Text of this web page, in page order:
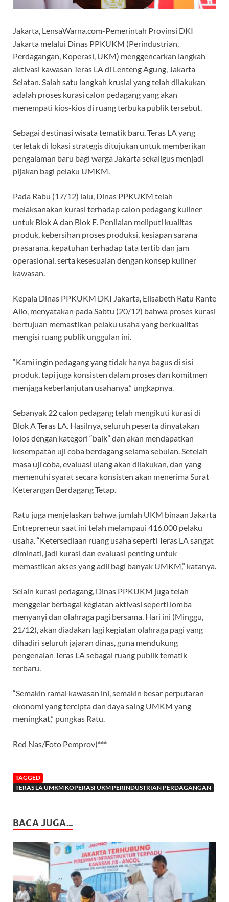
Jakarta, LensaWarna.com-Pemerintah Provinsi DKI
Jakarta melalui Dinas PPKUKM (Perindustrian,
Perdagangan, Koperasi, UKM) menggencarkan langkah
aktivasi kawasan Teras LA di Lenteng Agung, Jakarta
Selatan. Salah satu langkah krusial yang telah dilakukan
adalah proses kurasi calon pedagang yang akan
menempati kios-kios di ruang terbuka publik tersebut.
Sebagai destinasi wisata tematik baru, Teras LA yang
terletak di lokasi strategis ditujukan untuk memberikan
pengalaman baru bagi warga Jakarta sekaligus menjadi
pijakan bagi pelaku UMKM.
Pada Rabu (17/12) lalu, Dinas PPKUKM telah
melaksanakan kurasi terhadap calon pedagang kuliner
untuk Blok A dan Blok E. Penilaian meliputi kualitas
produk, kebersihan proses produksi, kesiapan sarana
prasarana, kepatuhan terhadap tata tertib dan jam
operasional, serta kesesuaian dengan konsep kuliner
kawasan.
Kepala Dinas PPKUKM DKI Jakarta, Elisabeth Ratu Rante
Allo, menyatakan pada Sabtu (20/12) bahwa proses kurasi
bertujuan memastikan pelaku usaha yang berkualitas
mengisi ruang publik unggulan ini.
“Kami ingin pedagang yang tidak hanya bagus di sisi
produk, tapi juga konsisten dalam proses dan komitmen
menjaga keberlanjutan usahanya,” ungkapnya.
Sebanyak 22 calon pedagang telah mengikuti kurasi di
Blok A Teras LA. Hasilnya, seluruh peserta dinyatakan
lolos dengan kategori “baik” dan akan mendapatkan
kesempatan uji coba berdagang selama sebulan. Setelah
masa uji coba, evaluasi ulang akan dilakukan, dan yang
memenuhi syarat secara konsisten akan menerima Surat
Keterangan Berdagang Tetap.
Ratu juga menjelaskan bahwa jumlah UKM binaan Jakarta
Entrepreneur saat ini telah melampaui 416.000 pelaku
usaha. “Ketersediaan ruang usaha seperti Teras LA sangat
diminati, jadi kurasi dan evaluasi penting untuk
memastikan akses yang adil bagi banyak UMKM,” katanya.
Selain kurasi pedagang, Dinas PPKUKM juga telah
menggelar berbagai kegiatan aktivasi seperti lomba
menyanyi dan olahraga pagi bersama. Hari ini (Minggu,
21/12), akan diadakan lagi kegiatan olahraga pagi yang
dihadiri seluruh jajaran dinas, guna mendukung
pengenalan Teras LA sebagai ruang publik tematik
terbaru.
“Semakin ramai kawasan ini, semakin besar perputaran
ekonomi yang tercipta dan daya saing UMKM yang
meningkat,” pungkas Ratu.
Red Nas/Foto Pemprov)***
TAGGED
TERAS LA UMKM KOPERASI UKM PERINDUSTRIAN PERDAGANGAN
BACA JUGA...